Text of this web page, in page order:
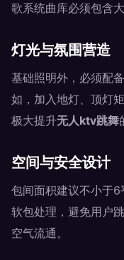
歌系统曲库必须包含
灯光与氛围营造
基础照明外，必须配
如，加入地灯、顶灯
极大提升无人ktv跳舞
空间与安全设计
包间面积建议不小于
软包处理，避免用户
空气流通。